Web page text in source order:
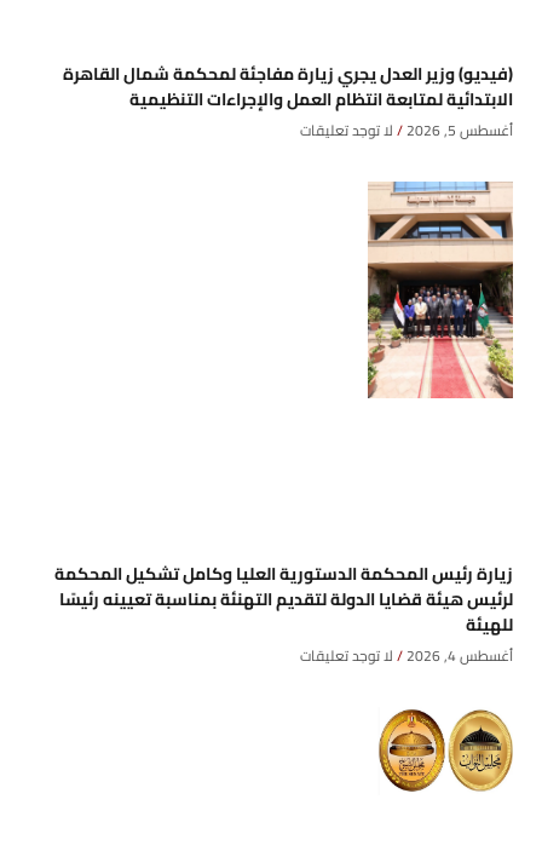
(فيديو) وزير العدل يجري زيارة مفاجئة لمحكمة شمال القاهرة
الابتدائية لمتابعة انتظام العمل والإجراءات التنظيمية
أغسطس 5, 2026 لا توجد تعليقات
زيارة رئيس المحكمة الدستورية العليا وكامل تشكيل المحكمة
لرئيس هيئة قضايا الدولة لتقديم التهنئة بمناسبة تعيينه رئيسًا
للهيئة
أغسطس 4, 2026 لا توجد تعليقات